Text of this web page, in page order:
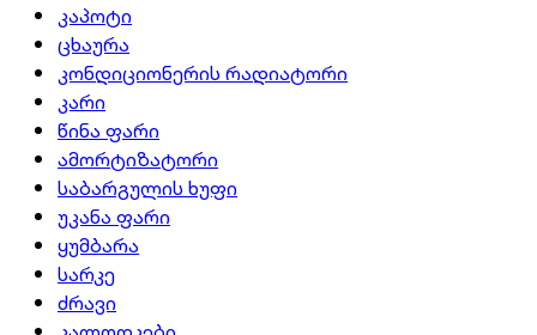
კაპოტი
ცხაურა
კონდიციონერის რადიატორი
კარი
წინა ფარი
ამორტიზატორი
საბარგულის ხუფი
უკანა ფარი
ყუმბარა
სარკე
ძრავი